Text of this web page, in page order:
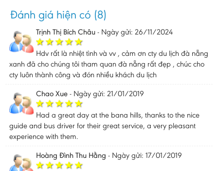
Đánh giá hiện có (8)
Trịnh Thị Bích Châu - Ngày gửi: 26/11/2024
Hdv rất là nhiệt tình và vv , cảm ơn cty du lịch đà nẵng
xanh đã cho chúng tôi tham quan đà nẵng rất đẹp , chúc cho
cty luôn thành công và đón nhiều khách du lịch
Chao Xue - Ngày gửi: 21/01/2019
Had a great day at the bana hills, thanks to the nice
guide and bus driver for their great service, a very pleasant
experience with them.
Hoàng Đình Thu Hằng - Ngày gửi: 17/01/2019